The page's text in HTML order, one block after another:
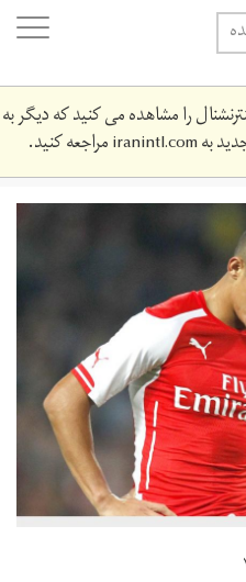
را مشاهده می کنید که دیگر به
بهiranintl.comمراجعه کنید.